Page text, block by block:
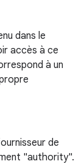
dans le
accès à ce
à un
de
"authority".